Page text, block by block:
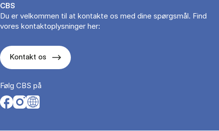
CBS
Du er velkommen til at kontakte os med dine spørgsmål. Find
vores kontaktoplysninger her:
Kontakt os
Følg CBS på
Opens in a new tab
Opens in a new tab
Opens in a new tab